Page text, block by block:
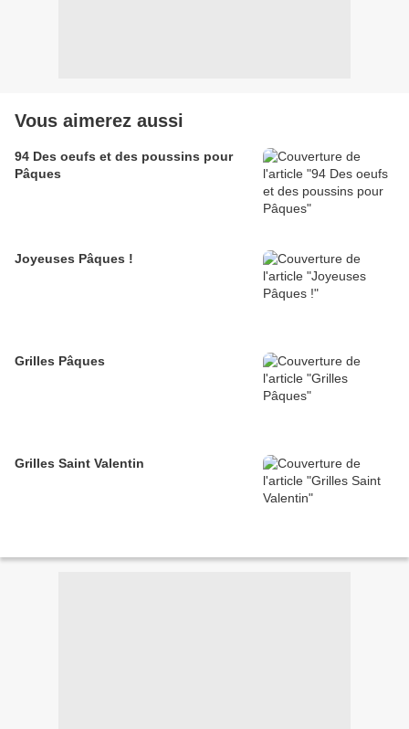
Vous aimerez aussi
94 Des oeufs et des poussins pour
Pâques
Joyeuses Pâques !
Grilles Pâques
Grilles Saint Valentin